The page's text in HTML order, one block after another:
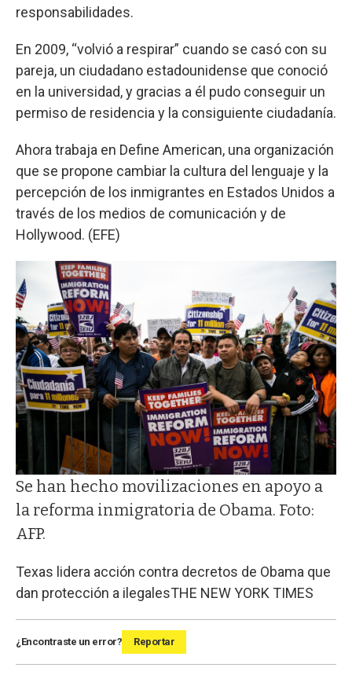
responsabilidades.
En 2009, “volvió a respirar” cuando se casó con su
pareja, un ciudadano estadounidense que conoció
en la universidad, y gracias a él pudo conseguir un
permiso de residencia y la consiguiente ciudadanía.
Ahora trabaja en Define American, una organización
que se propone cambiar la cultura del lenguaje y la
percepción de los inmigrantes en Estados Unidos a
través de los medios de comunicación y de
Hollywood. (EFE)
Se han hecho movilizaciones en apoyo a
la reforma inmigratoria de Obama. Foto:
AFP.
Texas lidera acción contra decretos de Obama que
dan protección a ilegalesTHE NEW YORK TIMES
¿Encontraste un error? Reportar